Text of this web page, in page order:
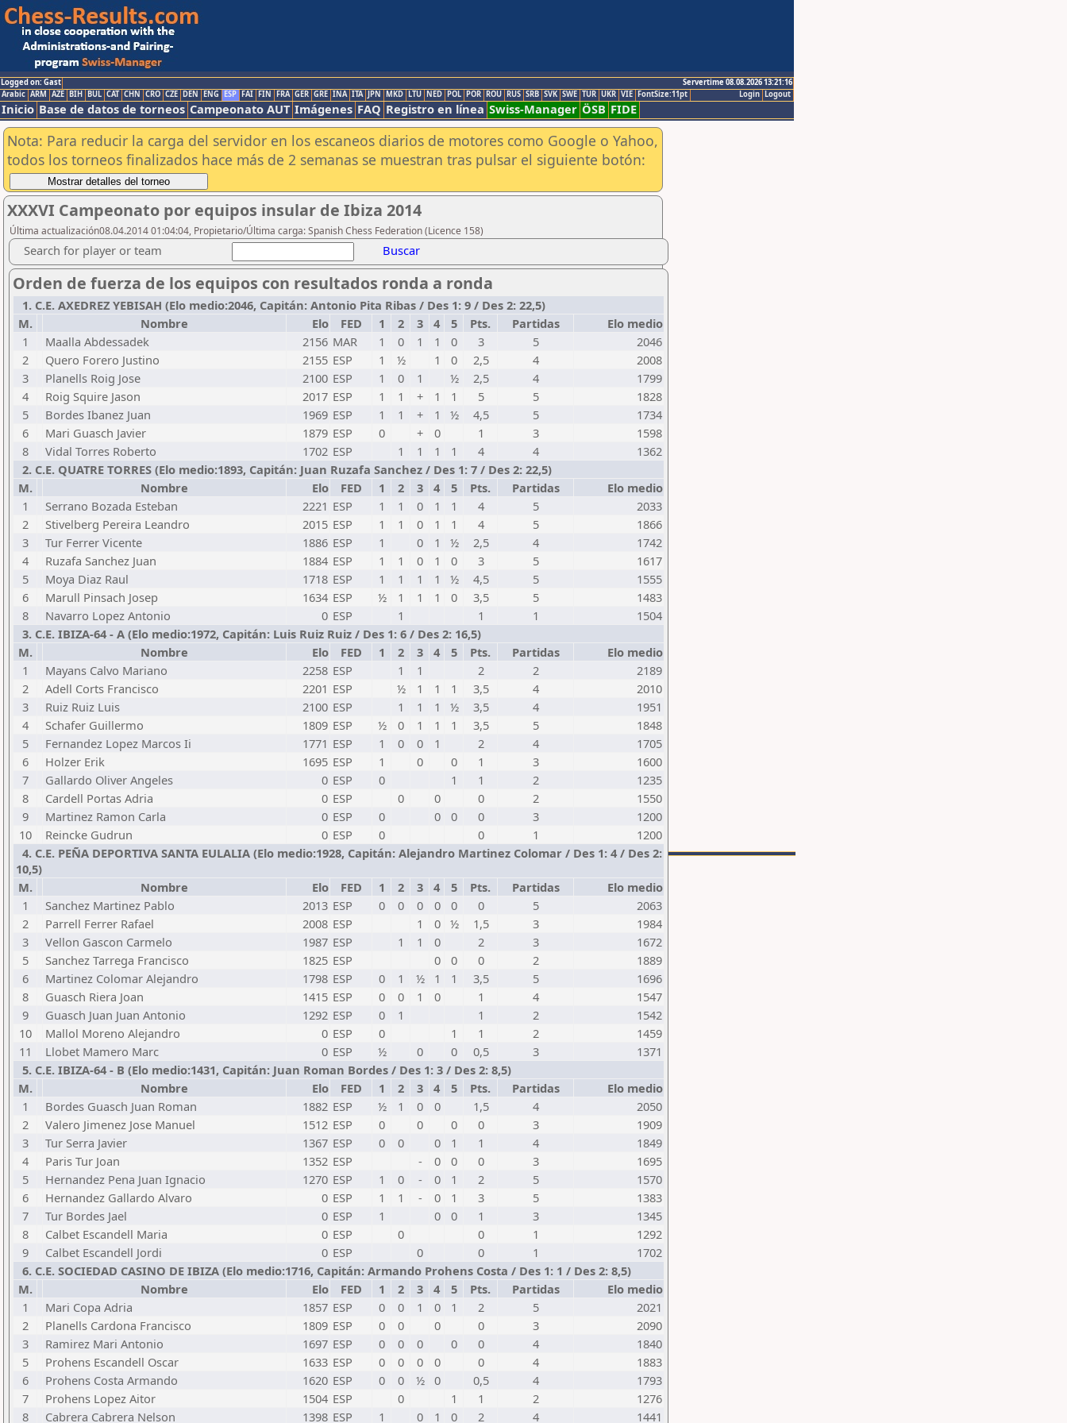
Logged on: Gast
Servertime 08.08.2026 13:21:16
Logout
Login
Arabic ARM AZE BIH BUL CAT CHN CRO CZE DEN ENG ESP FAI FIN FRA GER GRE INA ITA JPN MKD LTU NED POL POR ROU RUS SRB SVK SWE TUR UKR VIE FontSize:11pt
Inicio Base de datos de torneos Campeonato AUT Imágenes FAQ Registro en línea Swiss-Manager ÖSB FIDE
Nota: Para reducir la carga del servidor en los escaneos diarios de motores como Google o Yahoo,
todos los torneos finalizados hace más de 2 semanas se muestran tras pulsar el siguiente botón:
XXXVI Campeonato por equipos insular de Ibiza 2014
Última actualización08.04.2014 01:04:04, Propietario/Última carga: Spanish Chess Federation (Licence 158)
Search for player or team Buscar
Orden de fuerza de los equipos con resultados ronda a ronda
1. C.E. AXEDREZ YEBISAH (Elo medio:2046, Capitán: Antonio Pita Ribas / Des 1: 9 / Des 2: 22,5)
M.
Nombre Elo FED 1 2 3 4 5 Pts. Partidas
Elo medio
1
Maalla Abdessadek 2156 MAR 1 0 1 1 0 3 5
2046
2
Quero Forero Justino 2155 ESP 1 ½ 1 0 2,5 4
2008
3
Planells Roig Jose 2100 ESP 1 0 1 ½ 2,5 4
1799
4
Roig Squire Jason 2017 ESP 1 1 + 1 1 5 5
1828
5
Bordes Ibanez Juan 1969 ESP 1 1 + 1 ½ 4,5 5
1734
6
Mari Guasch Javier 1879 ESP 0 + 0 1 3
1598
8
Vidal Torres Roberto 1702 ESP 1 1 1 1 4 4
1362
2. C.E. QUATRE TORRES (Elo medio:1893, Capitán: Juan Ruzafa Sanchez / Des 1: 7 / Des 2: 22,5)
M.
Nombre Elo FED 1 2 3 4 5 Pts. Partidas
Elo medio
1
Serrano Bozada Esteban 2221 ESP 1 1 0 1 1 4 5
2033
2
Stivelberg Pereira Leandro 2015 ESP 1 1 0 1 1 4 5
1866
3
Tur Ferrer Vicente 1886 ESP 1 0 1 ½ 2,5 4
1742
4
Ruzafa Sanchez Juan 1884 ESP 1 1 0 1 0 3 5
1617
5
Moya Diaz Raul 1718 ESP 1 1 1 1 ½ 4,5 5
1555
6
Marull Pinsach Josep 1634 ESP ½ 1 1 1 0 3,5 5
1483
8
Navarro Lopez Antonio 0 ESP 1 1 1
1504
3. C.E. IBIZA-64 - A (Elo medio:1972, Capitán: Luis Ruiz Ruiz / Des 1: 6 / Des 2: 16,5)
M.
Nombre Elo FED 1 2 3 4 5 Pts. Partidas
Elo medio
1
Mayans Calvo Mariano 2258 ESP 1 1 2 2
2189
2
Adell Corts Francisco 2201 ESP ½ 1 1 1 3,5 4
2010
3
Ruiz Ruiz Luis 2100 ESP 1 1 1 ½ 3,5 4
1951
4
Schafer Guillermo 1809 ESP ½ 0 1 1 1 3,5 5
1848
5
Fernandez Lopez Marcos Ii 1771 ESP 1 0 0 1 2 4
1705
6
Holzer Erik 1695 ESP 1 0 0 1 3
1600
7
Gallardo Oliver Angeles 0 ESP 0 1 1 2
1235
8
Cardell Portas Adria 0 ESP 0 0 0 2
1550
9
Martinez Ramon Carla 0 ESP 0 0 0 0 3
1200
10
Reincke Gudrun 0 ESP 0 0 1
1200
4. C.E. PEÑA DEPORTIVA SANTA EULALIA (Elo medio:1928, Capitán: Alejandro Martinez Colomar / Des 1: 4 / Des 2:
10,5)
M.
Nombre Elo FED 1 2 3 4 5 Pts. Partidas
Elo medio
1
Sanchez Martinez Pablo 2013 ESP 0 0 0 0 0 0 5
2063
2
Parrell Ferrer Rafael 2008 ESP 1 0 ½ 1,5 3
1984
3
Vellon Gascon Carmelo 1987 ESP 1 1 0 2 3
1672
5
Sanchez Tarrega Francisco 1825 ESP 0 0 0 2
1889
6
Martinez Colomar Alejandro 1798 ESP 0 1 ½ 1 1 3,5 5
1696
8
Guasch Riera Joan 1415 ESP 0 0 1 0 1 4
1547
9
Guasch Juan Juan Antonio 1292 ESP 0 1 1 2
1542
10
Mallol Moreno Alejandro 0 ESP 0 1 1 2
1459
11
Llobet Mamero Marc 0 ESP ½ 0 0 0,5 3
1371
5. C.E. IBIZA-64 - B (Elo medio:1431, Capitán: Juan Roman Bordes / Des 1: 3 / Des 2: 8,5)
M.
Nombre Elo FED 1 2 3 4 5 Pts. Partidas
Elo medio
1
Bordes Guasch Juan Roman 1882 ESP ½ 1 0 0 1,5 4
2050
2
Valero Jimenez Jose Manuel 1512 ESP 0 0 0 0 3
1909
3
Tur Serra Javier 1367 ESP 0 0 0 1 1 4
1849
4
Paris Tur Joan 1352 ESP - 0 0 0 3
1695
5
Hernandez Pena Juan Ignacio 1270 ESP 1 0 - 0 1 2 5
1570
6
Hernandez Gallardo Alvaro 0 ESP 1 1 - 0 1 3 5
1383
7
Tur Bordes Jael 0 ESP 1 0 0 1 3
1345
8
Calbet Escandell Maria 0 ESP 0 0 1
1292
9
Calbet Escandell Jordi 0 ESP 0 0 1
1702
6. C.E. SOCIEDAD CASINO DE IBIZA (Elo medio:1716, Capitán: Armando Prohens Costa / Des 1: 1 / Des 2: 8,5)
M.
Nombre Elo FED 1 2 3 4 5 Pts. Partidas
Elo medio
1
Mari Copa Adria 1857 ESP 0 0 1 0 1 2 5
2021
2
Planells Cardona Francisco 1809 ESP 0 0 0 0 3
2090
3
Ramirez Mari Antonio 1697 ESP 0 0 0 0 0 4
1840
5
Prohens Escandell Oscar 1633 ESP 0 0 0 0 0 4
1883
6
Prohens Costa Armando 1620 ESP 0 0 ½ 0 0,5 4
1793
7
Prohens Lopez Aitor 1504 ESP 0 1 1 2
1276
8
Cabrera Cabrera Nelson 1398 ESP 1 0 1 0 2 4 1441